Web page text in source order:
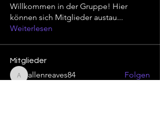
Willkommen in der Gruppe! Hier
können sich Mitglieder austau...
Weiterlesen
Mitglieder
allenreaves84
allenreaves84
Folgen